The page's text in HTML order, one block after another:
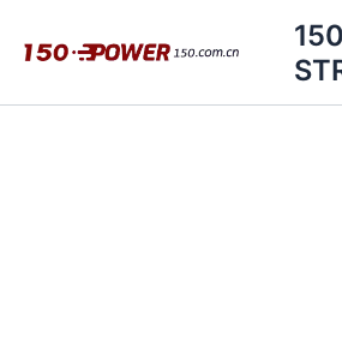
Inhalt
150